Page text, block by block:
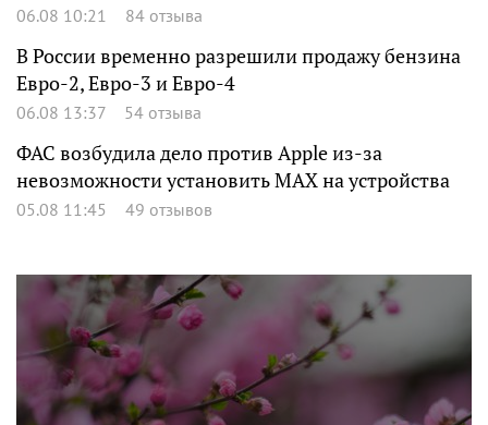
06.08 10:21 84 отзыва
В России временно разрешили продажу бензина
Евро-2, Евро-3 и Евро-4
06.08 13:37 54 отзыва
ФАС возбудила дело против Apple из-за
невозможности установить MAX на устройства
05.08 11:45 49 отзывов